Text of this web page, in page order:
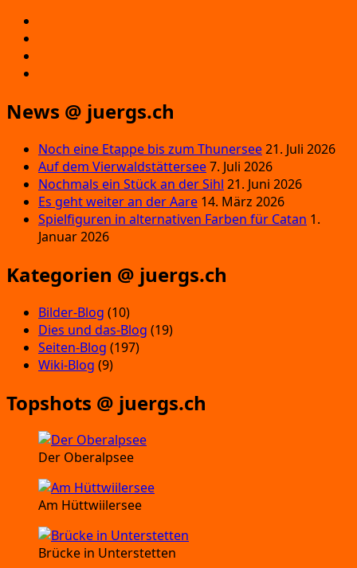
News @ juergs.ch
Noch eine Etappe bis zum Thunersee21. Juli 2026
Auf dem Vierwaldstättersee7. Juli 2026
Nochmals ein Stück an der Sihl 21. Juni 2026
Es geht weiter an der Aare 14. März 2026
Spielfiguren in alternativen Farben für Catan 1.
Januar 2026
Kategorien @ juergs.ch
Bilder-Blog (10)
Dies und das-Blog (19)
Seiten-Blog (197)
Wiki-Blog (9)
Topshots @ juergs.ch
Der Oberalpsee
Am Hüttwiilersee
Brücke in Unterstetten